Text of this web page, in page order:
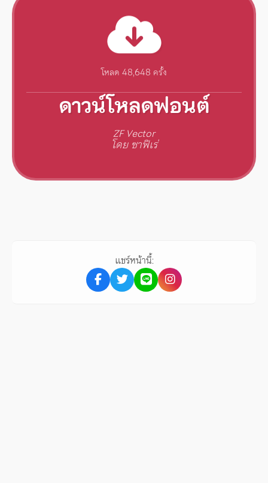
โหลด 48,648 ครั้ง
ดาวน์โหลดฟอนต์
ZF Vector
โดย ซาฟิเร่
แชร์หน้านี้: